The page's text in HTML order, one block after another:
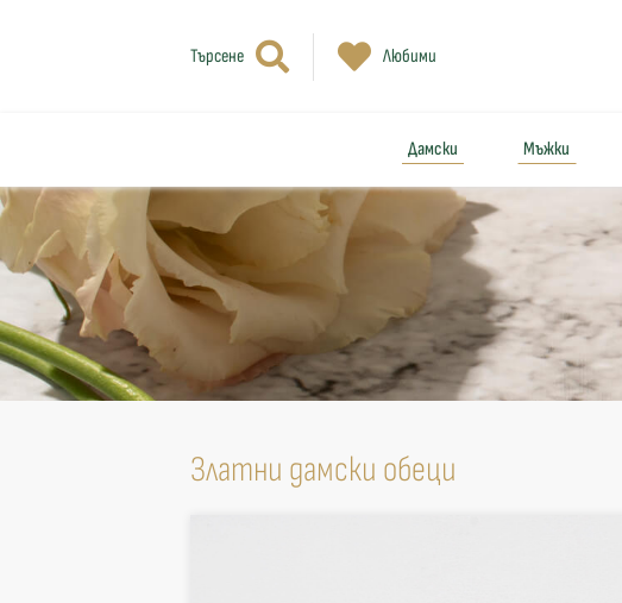
Търсене Любими
Дамски Мъжки
Златни дамски обеци